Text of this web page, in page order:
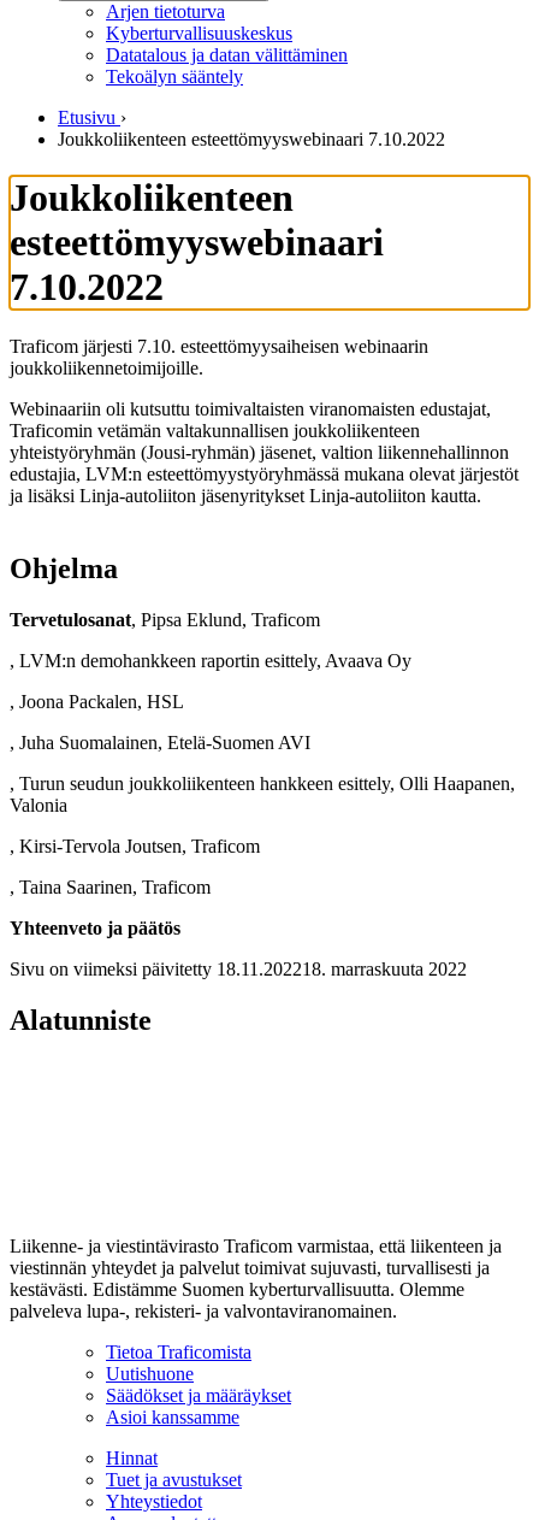
Arjen tietoturva
Kyberturvallisuuskeskus
Datatalous ja datan välittäminen
Tekoälyn sääntely
Etusivu ›
Joukkoliikenteen esteettömyyswebinaari 7.10.2022
Joukkoliikenteen
esteettömyyswebinaari
7.10.2022
Traficom järjesti 7.10. esteettömyysaiheisen webinaarin
joukkoliikennetoimijoille.
Webinaariin oli kutsuttu toimivaltaisten viranomaisten edustajat,
Traficomin vetämän valtakunnallisen joukkoliikenteen
yhteistyöryhmän (Jousi-ryhmän) jäsenet, valtion liikennehallinnon
edustajia, LVM:n esteettömyystyöryhmässä mukana olevat järjestöt
ja lisäksi Linja-autoliiton jäsenyritykset Linja-autoliiton kautta.
Ohjelma
Tervetulosanat, Pipsa Eklund, Traficom
, LVM:n demohankkeen raportin esittely, Avaava Oy
, Joona Packalen, HSL
, Juha Suomalainen, Etelä-Suomen AVI
, Turun seudun joukkoliikenteen hankkeen esittely, Olli Haapanen,
Valonia
, Kirsi-Tervola Joutsen, Traficom
, Taina Saarinen, Traficom
Yhteenveto ja päätös
Sivu on viimeksi päivitetty 18.11.202218. marraskuuta 2022
Alatunniste
Liikenne- ja viestintävirasto Traficom varmistaa, että liikenteen ja
viestinnän yhteydet ja palvelut toimivat sujuvasti, turvallisesti ja
kestävästi. Edistämme Suomen kyberturvallisuutta. Olemme
palveleva lupa-, rekisteri- ja valvontaviranomainen.
Tietoa Traficomista
Uutishuone
Säädökset ja määräykset
Asioi kanssamme
Hinnat
Tuet ja avustukset
Yhteystiedot